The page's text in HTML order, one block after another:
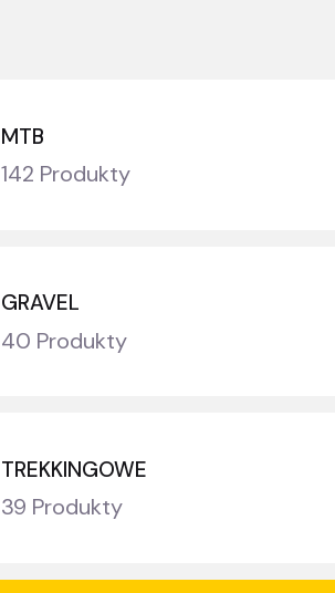
MTB
142 Produkty
GRAVEL
40 Produkty
TREKKINGOWE
39 Produkty